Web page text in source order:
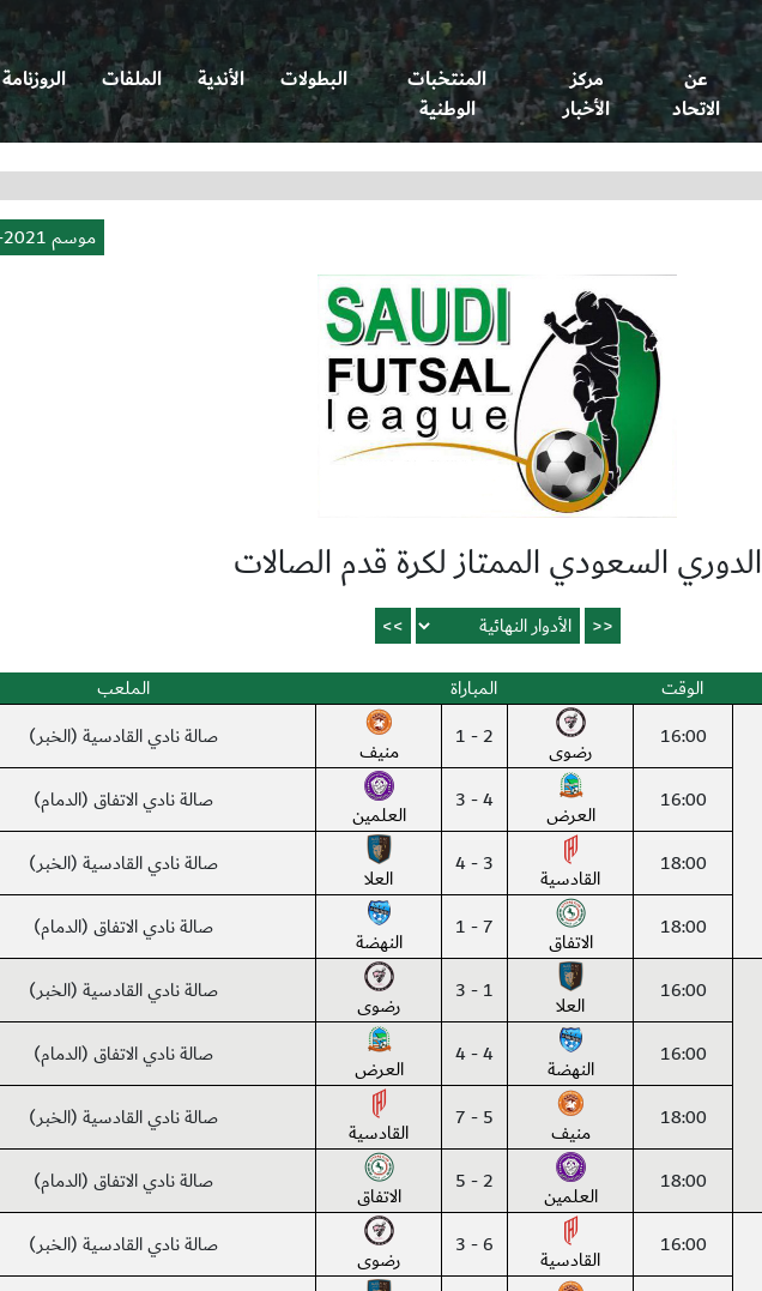
عن
الاتحاد
مركز
الأخبار
المنتخبات
الوطنية
البطولات الأندية الملفات الروزنامة
الدوري السعودي الممتاز لكرة قدم الصالات
الوقت المباراة الملعب
16:00 رضوى 2 - 1 منيف صالة نادي القادسية (الخبر)
16:00 العرض 4 - 3 العلمين صالة نادي الاتفاق (الدمام)
18:00 القادسية 3 - 4 العلا صالة نادي القادسية (الخبر)
18:00 الاتفاق 7 - 1 النهضة صالة نادي الاتفاق (الدمام)
16:00 العلا 1 - 3 رضوى صالة نادي القادسية (الخبر)
16:00 النهضة 4 - 4 العرض صالة نادي الاتفاق (الدمام)
18:00 منيف 5 - 7 القادسية صالة نادي القادسية (الخبر)
18:00 العلمين 2 - 5 الاتفاق صالة نادي الاتفاق (الدمام)
16:00 القادسية 6 - 3 رضوى صالة نادي القادسية (الخبر)